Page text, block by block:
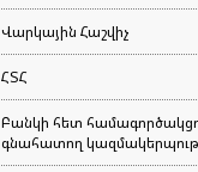
Վարկային Հաշվիչ
ՀՏՀ
Բանկի հետ
գնահատող